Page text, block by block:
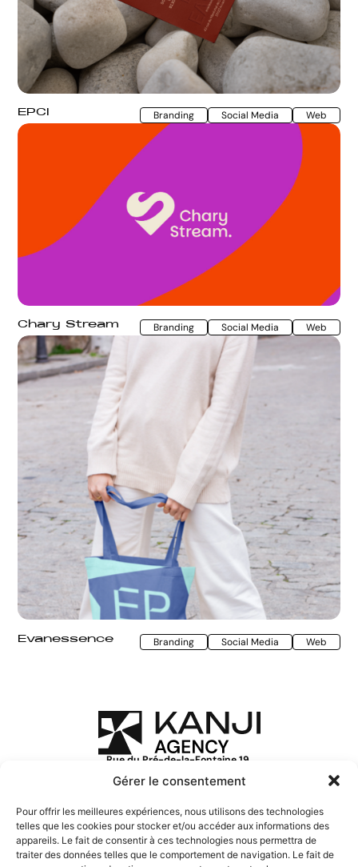
Gérer le consentement
Pour offrir les meilleures expériences, nous utilisons des technologies
telles que les cookies pour stocker et/ou accéder aux informations des
appareils. Le fait de consentir à ces technologies nous permettra de
traiter des données telles que le comportement de navigation. Le fait de
EPCI Branding Social Media Web
Chary Stream Branding Social Media Web
Evanessence Branding Social Media Web
Rue du Pré-de-la-Fontaine 19,
hello@kanji.agency
Hubspot CRM
Lead Generation
À propos